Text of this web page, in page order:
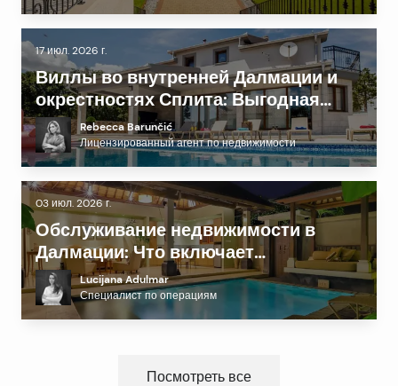
17 июл. 2026 г.
Виллы во внутренней Далмации и
окрестностях Сплита: Выгодная
альтернатива побережью?
Rebecca Barunčić
Лицензированный агент по недвижимости
03 июл. 2026 г.
Обслуживание недвижимости в
Далмации: Что включает
профессиональный Property
Management и сколько стоит?
Lucijana Adulmar
Специалист по операциям
Посмотреть все